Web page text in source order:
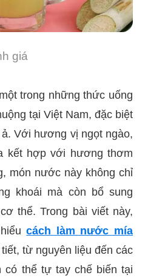
giá
trong những thức uống
tại Việt Nam, đặc biệt
Với hương vị ngọt ngào,
kết hợp với hương thơm
món nước này không chỉ
khoái mà còn bổ sung
thể. Trong bài viết này,
hiểucách làm nước mía
từ nguyên liệu đến các
có thể tự tay chế biến tại